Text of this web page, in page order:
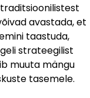
avastada, et
taastuda,
strateegilist
muuta mängu
tasemele.